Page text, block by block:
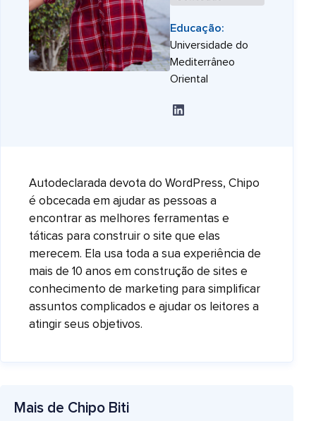
Educação:
Universidade do
Mediterrâneo
Oriental
Autodeclarada devota do WordPress, Chipo
é obcecada em ajudar as pessoas a
encontrar as melhores ferramentas e
táticas para construir o site que elas
merecem. Ela usa toda a sua experiência de
mais de 10 anos em construção de sites e
conhecimento de marketing para simplificar
assuntos complicados e ajudar os leitores a
atingir seus objetivos.
Mais de Chipo Biti